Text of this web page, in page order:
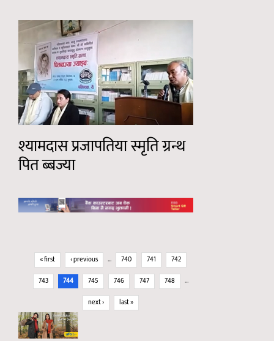
श्यामदास प्रजापतिया स्मृति ग्रन्थ
पित ब्बज्या
Pages
« first ‹ previous … 740 741
742
743
744 745 746 747 748
…
next ›
last »